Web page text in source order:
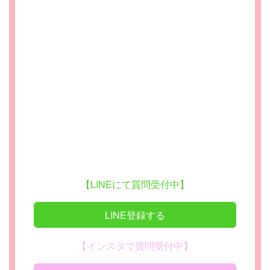
【LINEにて質問受付中】
LINE登録する
【インスタで質問受付中】